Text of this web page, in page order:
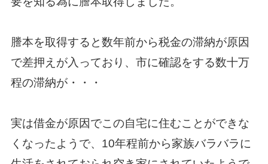
謄本を取得すると数年前から税金の滞納が原因
で差押えが入っており、市に確認をする数十万
程の滞納が・・・
実は借金が原因でこの自宅に住むことができな
くなったようで、 10年程前から家族バラバラに